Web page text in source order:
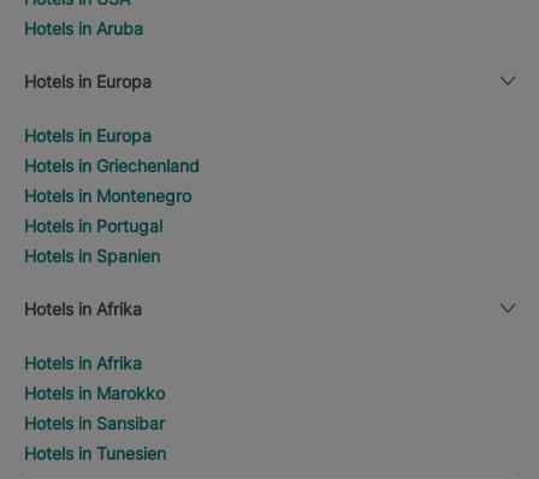
Hotels in Aruba
Hotels in Europa
Hotels in Europa
Hotels in Griechenland
Hotels in Montenegro
Hotels in Portugal
Hotels in Spanien
Hotels in Afrika
Hotels in Afrika
Hotels in Marokko
Hotels in Sansibar
Hotels in Tunesien